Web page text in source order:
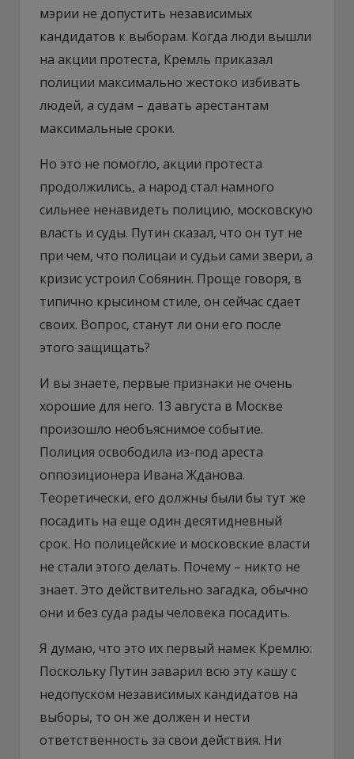
мэрии не допустить независимых
кандидатов к выборам. Когда люди вышли
на акции протеста, Кремль приказал
полиции максимально жестоко избивать
людей, а судам – давать арестантам
максимальные сроки.
Но это не помогло, акции протеста
продолжились, а народ стал намного
сильнее ненавидеть полицию, московскую
власть и суды. Путин сказал, что он тут не
при чем, что полицаи и судьи сами звери, а
кризис устроил Собянин. Проще говоря, в
типично крысином стиле, он сейчас сдает
своих. Вопрос, станут ли они его после
этого защищать?
И вы знаете, первые признаки не очень
хорошие для него. 13 августа в Москве
произошло необъяснимое событие.
Полиция освободила из-под ареста
оппозиционера Ивана Жданова.
Теоретически, его должны были бы тут же
посадить на еще один десятидневный
срок. Но полицейские и московские власти
не стали этого делать. Почему – никто не
знает. Это действительно загадка, обычно
они и без суда рады человека посадить.
Я думаю, что это их первый намек Кремлю:
Поскольку Путин заварил всю эту кашу с
недопуском независимых кандидатов на
выборы, то он же должен и нести
ответственность за свои действия. Ни